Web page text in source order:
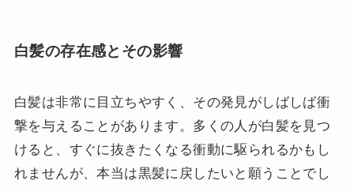
白髪の存在感とその影響
白髪は非常に目立ちやすく、その発見がしばしば衝
撃を与えることがあります。多くの人が白髪を見つ
けると、すぐに抜きたくなる衝動に駆られるかもし
れませんが、本当は黒髪に戻したいと願うことでし